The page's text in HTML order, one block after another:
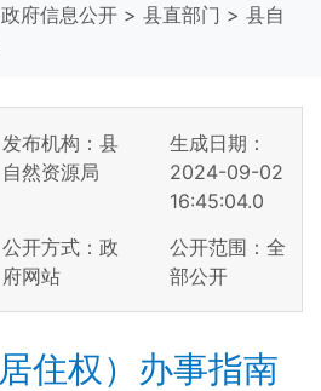
政府信息公开 > 县直部门 > 县自
发布机构：县
自然资源局
生成日期：
2024-09-02
16:45:04.0
公开方式：政
府网站
公开范围：全
部公开
住权）办事指南